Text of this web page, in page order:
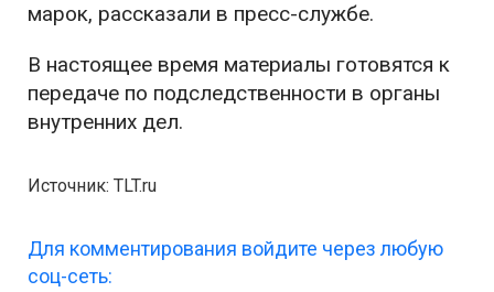
марок, рассказали в пресс-службе.
В настоящее время материалы готовятся к
передаче по подследственности в органы
внутренних дел.
Источник: TLT.ru
Для комментирования войдите через любую
соц-сеть: